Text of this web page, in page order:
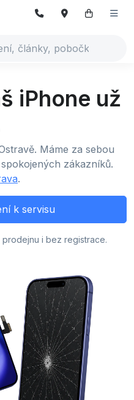
iPhone už
Máme za sebou
zákazníků.
.
k servisu
prodejnu i bez registrace.